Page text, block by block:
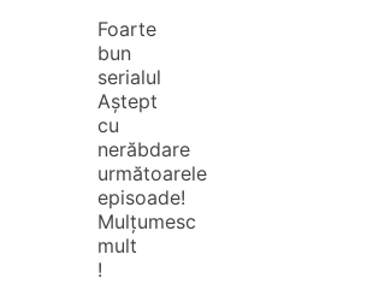
Foarte
bun
serialul
Aștept
cu
nerăbdare
următoarele
episoade!
Mulțumesc
mult
!